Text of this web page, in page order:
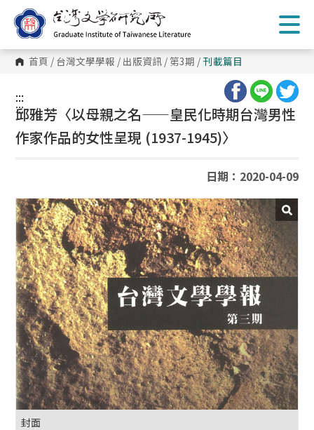
到
主
內
容 首頁 / 台灣文學學報 / 出版資訊 / 第3期 / 刊載篇目
:::
:::
邱雅芳〈以母親之名——皇民化時期台灣男性
作家作品的女性呈現 (1937-1945)〉
日期：2020-04-09
封面